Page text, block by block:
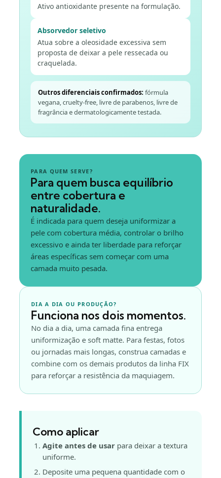
Ativo antioxidante presente na formulação.
Absorvedor seletivo
Atua sobre a oleosidade excessiva sem
proposta de deixar a pele ressecada ou
craquelada.
Outros diferenciais confirmados: fórmula
vegana, cruelty-free, livre de parabenos, livre de
fragrância e dermatologicamente testada.
PARA QUEM SERVE?
Para quem busca equilíbrio
entre cobertura e
naturalidade.
É indicada para quem deseja uniformizar a
pele com cobertura média, controlar o brilho
excessivo e ainda ter liberdade para reforçar
áreas específicas sem começar com uma
camada muito pesada.
DIA A DIA OU PRODUÇÃO?
Funciona nos dois momentos.
No dia a dia, uma camada fina entrega
uniformização e soft matte. Para festas, fotos
ou jornadas mais longas, construa camadas e
combine com os demais produtos da linha FIX
para reforçar a resistência da maquiagem.
Como aplicar
Agite antes de usar para deixar a textura
uniforme.
Deposite uma pequena quantidade com o